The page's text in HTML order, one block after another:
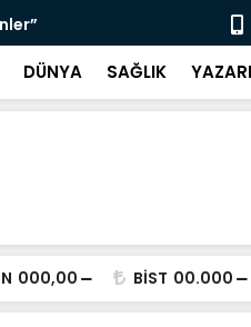
“Yaya
DÜNYA SAĞLIK
000,00 BİST 00.000